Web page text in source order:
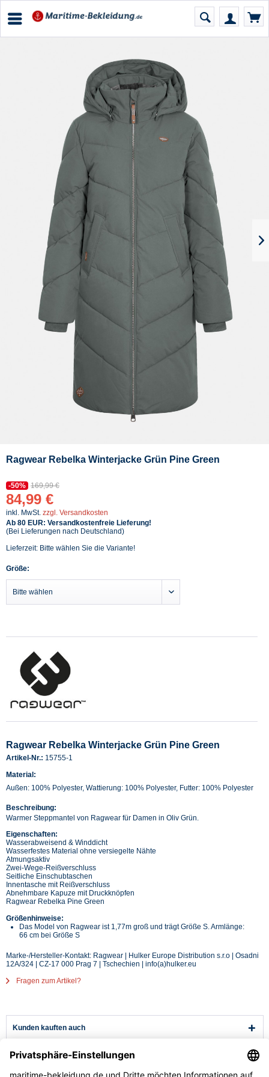
Ragwear Rebelka Winterjacke Grün Pine Green
-50% 169,99 €
84,99 €
inkl. MwSt. zzgl. Versandkosten
Ab 80 EUR: Versandkostenfreie Lieferung!
(Bei Lieferungen nach Deutschland)
Lieferzeit: Bitte wählen Sie die Variante!
Größe:
Ragwear Rebelka Winterjacke Grün Pine Green
Artikel-Nr.: 15755-1
Material:
Außen: 100% Polyester, Wattierung: 100% Polyester, Futter: 100% Polyester
Beschreibung:
Warmer Steppmantel von Ragwear für Damen in Oliv Grün.
Eigenschaften:
Wasserabweisend & Winddicht
Wasserfestes Material ohne versiegelte Nähte
Atmungsaktiv
Zwei-Wege-Reißverschluss
Seitliche Einschubtaschen
Innentasche mit Reißverschluss
Abnehmbare Kapuze mit Druckknöpfen
Ragwear Rebelka Pine Green
Größenhinweise:
Das Model von Ragwear ist 1,77m groß und trägt Größe S. Armlänge:
66 cm bei Größe S
Marke-/Hersteller-Kontakt: Ragwear | Hulker Europe Distribution s.r.o | Osadni
12A/324 | CZ-17 000 Prag 7 | Tschechien | info(a)hulker.eu
Fragen zum Artikel?
Kunden kauften auch